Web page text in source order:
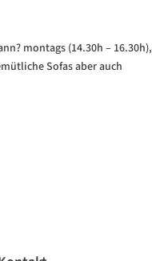
montags (14.30h – 16.30h),
Sofas aber auch